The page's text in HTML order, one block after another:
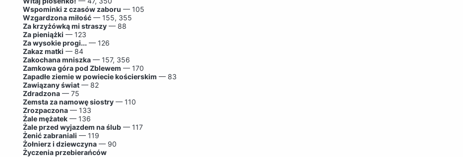
Wspominki z czasów zaboru — 105
Wzgardzona miłość — 155, 355
Za krzyżówką mi straszy — 88
Za pieniążki — 123
Za wysokie progi... — 126
Zakaz matki — 84
Zakochana mniszka — 157, 356
Zamkowa góra pod Zblewem — 170
Zapadłe ziemie w powiecie kościerskim — 83
Zawiązany świat — 82
Zdradzona — 75
Zemsta za namowę siostry — 110
Zrozpaczona — 133
Żale mężatek — 136
Żale przed wyjazdem na ślub — 117
Żenić zabraniali — 119
Żołnierz i dziewczyna — 90
Życzenia przebierańców